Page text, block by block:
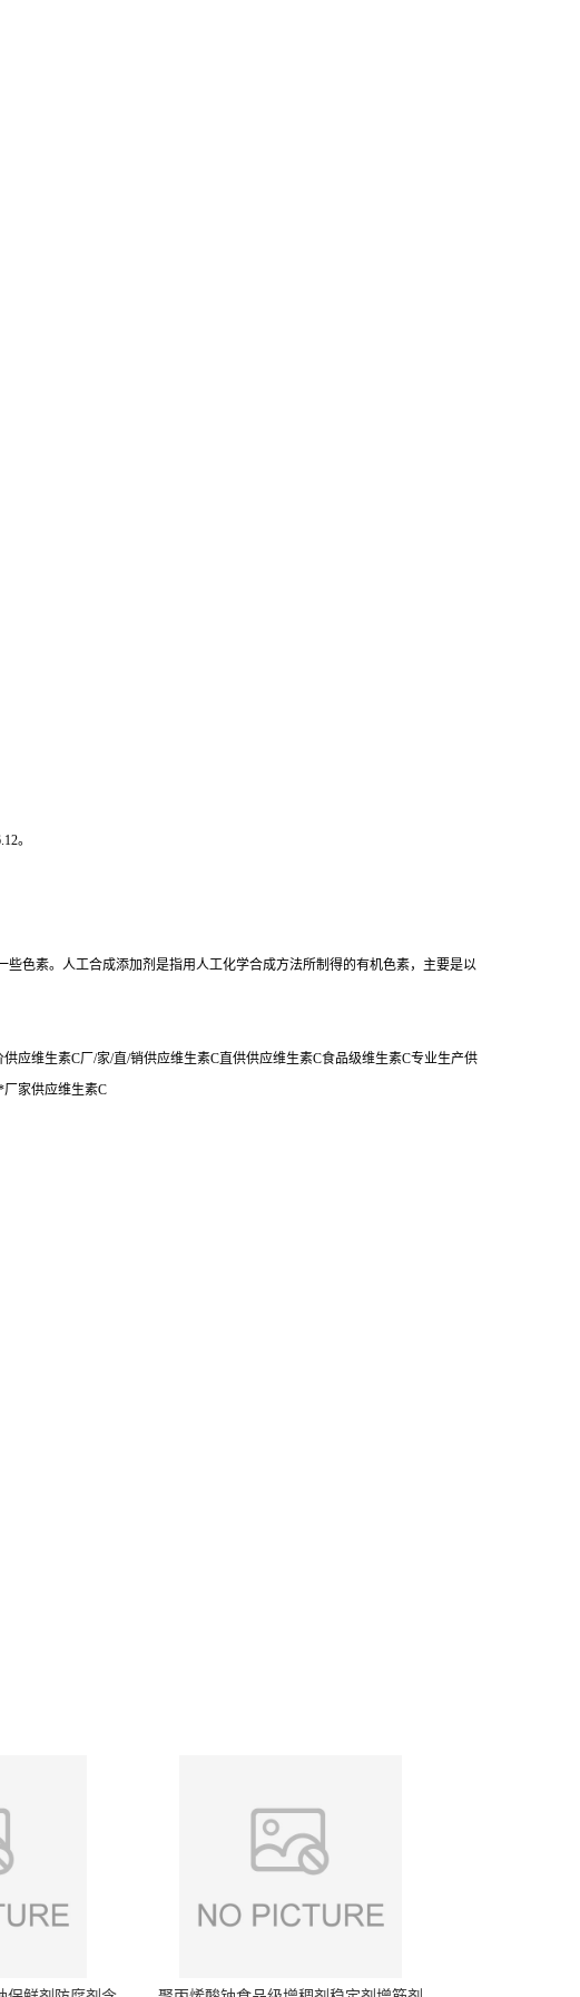
。
色素。人工合成添加剂是指用人工化学合成方法所制得的有机色素，主要是以
应维生素C厂/家/直/销供应维生素C直供供应维生素C食品级维生素C专业生产供
家供应维生素C